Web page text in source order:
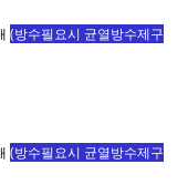
(방수필요시 균열방수제구
(방수필요시 균열방수제구